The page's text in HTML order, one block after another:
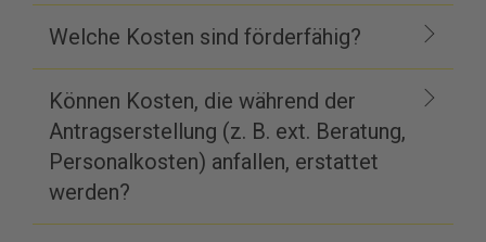
Welche Kosten sind förderfähig?
Können Kosten, die während der
Antragserstellung (z. B. ext. Beratung,
Personalkosten) anfallen, erstattet
werden?